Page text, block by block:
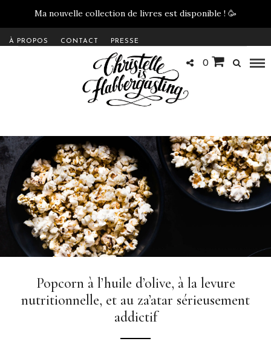
Ma nouvelle collection de livres est disponible ! 🥳
À PROPOS CONTACT PRESSE
0
Popcorn à l’huile d’olive, à la levure
nutritionnelle, et au za’atar sérieusement
addictif